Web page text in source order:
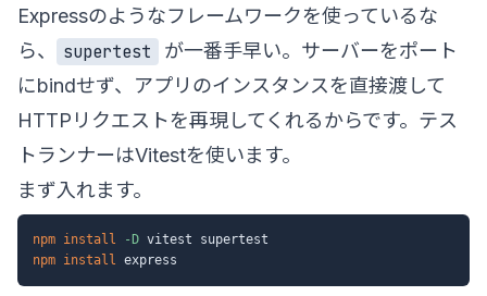
Expressのようなフレームワークを使っているな
ら、
supertest
が一番手早い。サーバーをポート
にbindせず、アプリのインスタンスを直接渡して
HTTPリクエストを再現してくれるからです。テス
トランナーはVitestを使います。
まず入れます。
npm install -D
npm install